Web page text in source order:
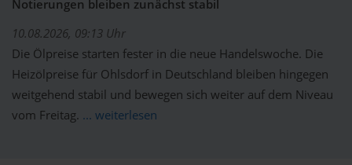
Notierungen bleiben zunächst stabil
10.08.2026, 09:13 Uhr
Die Ölpreise starten fester in die neue Handelswoche. Die
Heizölpreise für Ohlsdorf in Deutschland bleiben hingegen
weitgehend stabil und bewegen sich weiter auf dem Niveau
vom Freitag. ... weiterlesen